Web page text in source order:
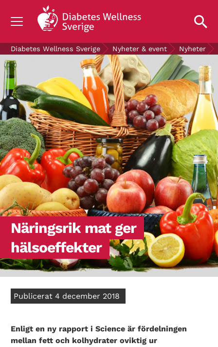
OM DIABETES
STÖD OSS
FORSKNING
NYHETER & EVENT
OM OSS
GRATIS DIABETESPRODUKTER
Blodsockerkollen
Diabetes Wellness Sverige Nyheter & event Nyheter
Näringsrik mat ger
hälsoeffekter
Publicerat 4 december 2018
Enligt en ny rapport i Science är fördelningen
mellan fett och kolhydrater oviktig ur